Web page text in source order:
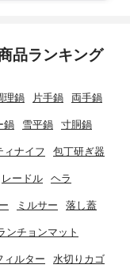
品ランキング
理鍋 片手鍋 両手鍋
鍋 雪平鍋 寸胴鍋
ィナイフ 包丁研ぎ器
レードル ヘラ
ミルサー 落し蓋
ンチョンマット
ィルター 水切りカゴ